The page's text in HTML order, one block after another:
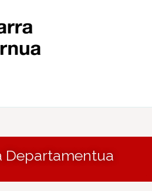
Departamentua